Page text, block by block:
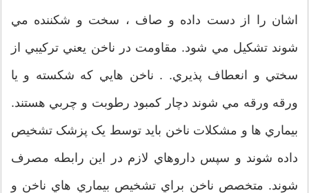
اشان را از دست داده و صاف ، سخت و شکننده مي
شوند تشکيل مي شود. مقاومت در ناخن يعني ترکيبي از
سختي و انعطاف پذيري. . ناخن هايي که شکسته و يا
ورقه ورقه مي شوند دچار کمبود رطوبت و چربي هستند.
بيماري ها و مشکلات ناخن بايد توسط يک پزشک تشخيص
داده شوند و سپس داروهاي لازم در اين رابطه مصرف
شوند. متخصص ناخن براي تشخيص بيماري هاي ناخن و